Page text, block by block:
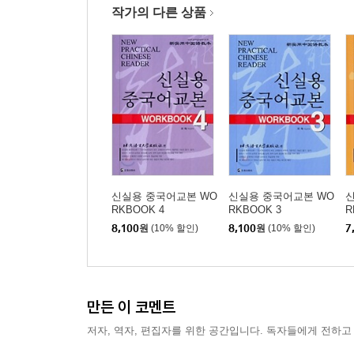
작가의 다른 상품
신실용 중국어교본 WO
RKBOOK 4
8,100원 (10% 할인)
신실용 중국어교본 WO
RKBOOK 3
8,100원 (10% 할인)
만든 이 코멘트
저자, 역자, 편집자를 위한 공간입니다. 독자들에게 전하